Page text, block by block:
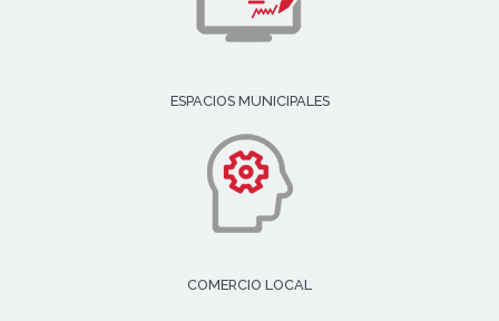
ESPACIOS MUNICIPALES
COMERCIO LOCAL